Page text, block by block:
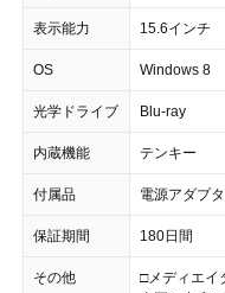
表示能力 15.6インチ
OS Windows 8
光学ドライブ Blu-ray
内蔵機能 テンキー
付属品 電源アダプ
保証期間 180日間
その他
□メディエイ